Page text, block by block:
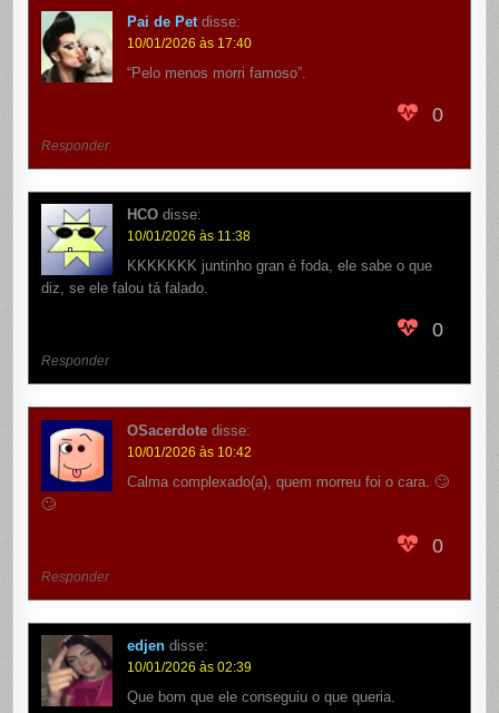
Pai de Pet disse:
10/01/2026 às 17:40
“Pelo menos morri famoso”.
0
Responder
HCO disse:
10/01/2026 às 11:38
KKKKKKK juntinho gran é foda, ele sabe o que
diz, se ele falou tá falado.
0
Responder
OSacerdote disse:
10/01/2026 às 10:42
Calma complexado(a), quem morreu foi o cara. 🙄
🙄
0
Responder
edjen disse:
10/01/2026 às 02:39
Que bom que ele conseguiu o que queria.